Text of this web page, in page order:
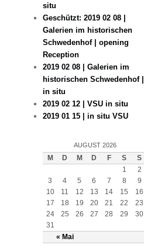
situ
Geschützt: 2019 02 08 |
Galerien im historischen
Schwedenhof | opening
Reception
2019 02 08 | Galerien im
historischen Schwedenhof |
in situ
2019 02 12 | VSU in situ
2019 01 15 | in situ VSU
AUGUST 2026
M D M D F S S
« Mai
1
2
3
4 5 6 7 8
9
10
11 12 13 14 15
16
17
18 19 20 21 22
23
24
25 26 27 28 29
30
31